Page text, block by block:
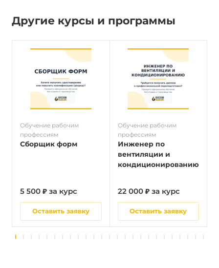
Другие курсы и программы
Обучение рабочим
профессиям
Сборщик форм
5 500 ₽ за курс
Оставить заявку
Обучение рабочим
профессиям
Инженер по
вентиляции и
кондиционированию
22 000 ₽ за курс
Оставить заявку